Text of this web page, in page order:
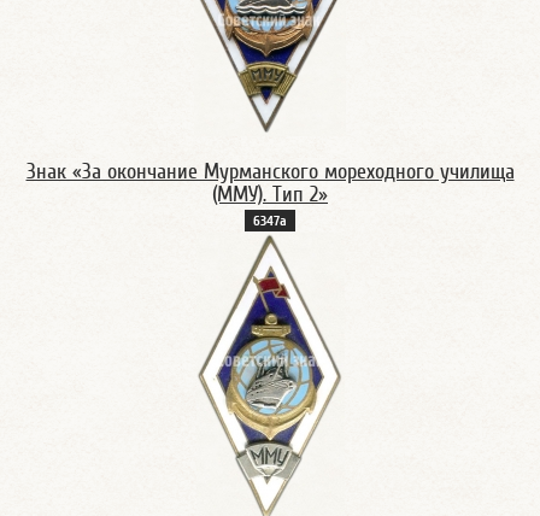
Знак «За окончание Мурманского мореходного училища
(ММУ). Тип 2»
6347а